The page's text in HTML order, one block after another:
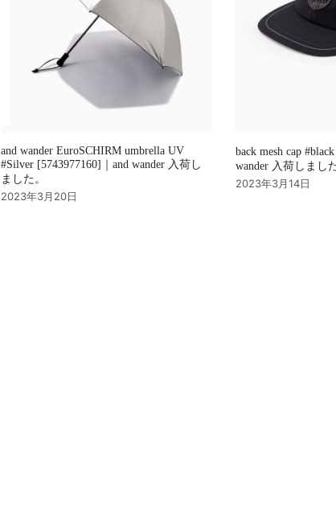
and wander EuroSCHIRM umbrella UV
#Silver [5743977160]｜and wander 入荷し
ました。
2023年3月20日
back mesh cap
wander 入荷しまし
2023年3月14日